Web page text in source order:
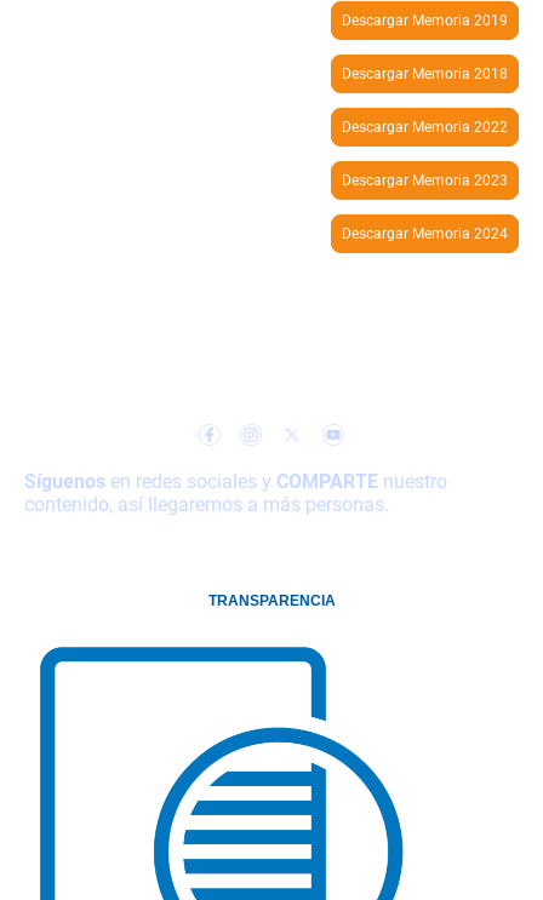
Descargar Memoria 2019
Descargar Memoria 2018
Descargar Memoria 2022
Descargar Memoria 2023
Descargar Memoria 2024
Síguenos en redes sociales y COMPARTE nuestro
contenido, así llegaremos a más personas.
TRANSPARENCIA